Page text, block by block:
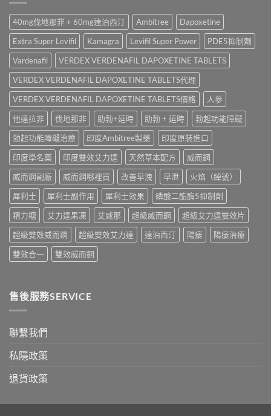
藥
購
買
比
較〉
中
果、
價
錢、
副
作
用
全
面
比
較
與
香
港
購
買
指
南〉
與
Kamagra
Jelly
全
面
比
較〉
中
裡
買？
犀
利
士
學
名
藥
購
買
渠
道、
價
錢
與
真
假
辨
指
南〉
中
40mg伐地那非 + 60mg達泊西汀 Ambitree
Dapoxetine
Extra Super Levifil
Kamagra Levifil Super Power
PDE5抑制劑
Vardenafil
VERDEX VERDENAFIL DAPOXETINE TABLETS
VERDEX VERDENAFIL DAPOXETINE TABLETS代理
VERDEX VERDENAFIL DAPOXETINE TABLETS價格
人參
他達拉非
伐地那非 助勃+延時 助勃 + 延時
勃起功能障礙
勃起功能障礙治療
印度Ambitree製藥
印度原裝進口
印度學名藥
印度雙效艾力達 天然草本配方
威而鋼
威而鋼副廠
威而鋼哪裡買 改善早洩 早泄
火焰（綽號）
犀利士
犀利士副作用 犀利士效果
磷酸二酯酶5抑制劑
精力糖
艾力達果凍 艾威那 超級威而鋼
超級艾力達雙效片
超級雙效威而鋼
超級雙效艾力達 達泊西汀 陽痿
陽痿治療
雙效合一
雙效威而鋼
售後服務SERVICE
聯繫我們
私隱政策
退貨政策